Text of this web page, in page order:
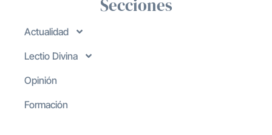
Secciones
Actualidad
Lectio Divina
Opinión
Formación